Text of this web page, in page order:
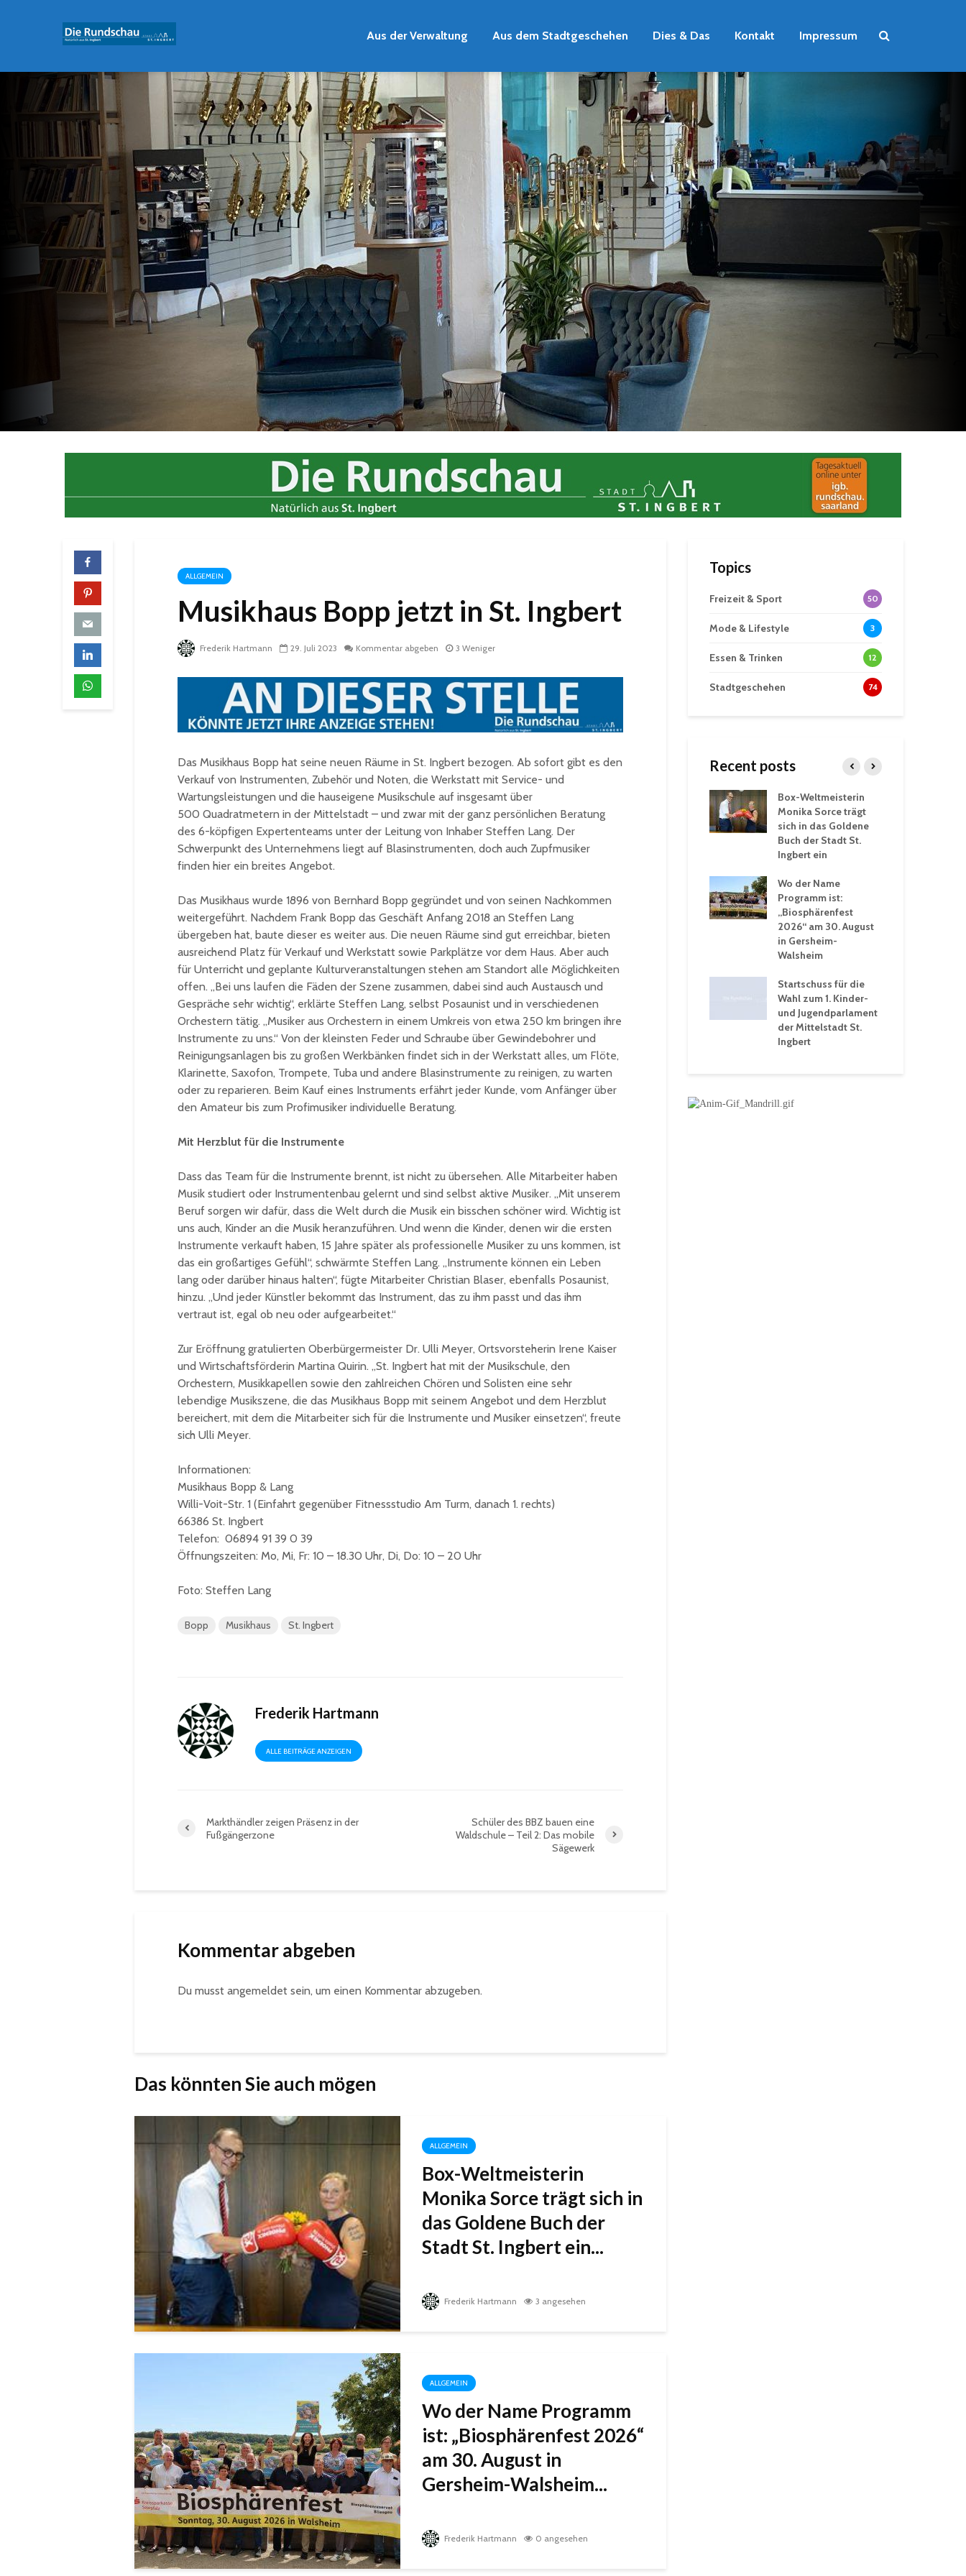
Aus der Verwaltung Aus dem Stadtgeschehen Dies & Das Kontakt Impressum
ALLGEMEIN
Musikhaus Bopp jetzt in St. Ingbert
Frederik Hartmann 29. Juli 2023 Kommentar abgeben 3 Weniger
Das Musikhaus Bopp hat seine neuen Räume in St. Ingbert bezogen. Ab sofort gibt es den
Verkauf von Instrumenten, Zubehör und Noten, die Werkstatt mit Service- und
Wartungsleistungen und die hauseigene Musikschule auf insgesamt über
500 Quadratmetern in der Mittelstadt – und zwar mit der ganz persönlichen Beratung
des 6-köpfigen Expertenteams unter der Leitung von Inhaber Steffen Lang. Der
Schwerpunkt des Unternehmens liegt auf Blasinstrumenten, doch auch Zupfmusiker
finden hier ein breites Angebot.
Das Musikhaus wurde 1896 von Bernhard Bopp gegründet und von seinen Nachkommen
weitergeführt. Nachdem Frank Bopp das Geschäft Anfang 2018 an Steffen Lang
übergeben hat, baute dieser es weiter aus. Die neuen Räume sind gut erreichbar, bieten
ausreichend Platz für Verkauf und Werkstatt sowie Parkplätze vor dem Haus. Aber auch
für Unterricht und geplante Kulturveranstaltungen stehen am Standort alle Möglichkeiten
offen. „Bei uns laufen die Fäden der Szene zusammen, dabei sind auch Austausch und
Gespräche sehr wichtig“, erklärte Steffen Lang, selbst Posaunist und in verschiedenen
Orchestern tätig. „Musiker aus Orchestern in einem Umkreis von etwa 250 km bringen ihre
Instrumente zu uns.“ Von der kleinsten Feder und Schraube über Gewindebohrer und
Reinigungsanlagen bis zu großen Werkbänken findet sich in der Werkstatt alles, um Flöte,
Klarinette, Saxofon, Trompete, Tuba und andere Blasinstrumente zu reinigen, zu warten
oder zu reparieren. Beim Kauf eines Instruments erfährt jeder Kunde, vom Anfänger über
den Amateur bis zum Profimusiker individuelle Beratung.
Mit Herzblut für die Instrumente
Dass das Team für die Instrumente brennt, ist nicht zu übersehen. Alle Mitarbeiter haben
Musik studiert oder Instrumentenbau gelernt und sind selbst aktive Musiker. „Mit unserem
Beruf sorgen wir dafür, dass die Welt durch die Musik ein bisschen schöner wird. Wichtig ist
uns auch, Kinder an die Musik heranzuführen. Und wenn die Kinder, denen wir die ersten
Instrumente verkauft haben, 15 Jahre später als professionelle Musiker zu uns kommen, ist
das ein großartiges Gefühl“, schwärmte Steffen Lang. „Instrumente können ein Leben
lang oder darüber hinaus halten“, fügte Mitarbeiter Christian Blaser, ebenfalls Posaunist,
hinzu. „Und jeder Künstler bekommt das Instrument, das zu ihm passt und das ihm
vertraut ist, egal ob neu oder aufgearbeitet.“
Zur Eröffnung gratulierten Oberbürgermeister Dr. Ulli Meyer, Ortsvorsteherin Irene Kaiser
und Wirtschaftsförderin Martina Quirin. „St. Ingbert hat mit der Musikschule, den
Orchestern, Musikkapellen sowie den zahlreichen Chören und Solisten eine sehr
lebendige Musikszene, die das Musikhaus Bopp mit seinem Angebot und dem Herzblut
bereichert, mit dem die Mitarbeiter sich für die Instrumente und Musiker einsetzen“, freute
sich Ulli Meyer.
Informationen:
Musikhaus Bopp & Lang
Willi-Voit-Str. 1 (Einfahrt gegenüber Fitnessstudio Am Turm, danach 1. rechts)
66386 St. Ingbert
Telefon: 06894 91 39 0 39
Öffnungszeiten: Mo, Mi, Fr: 10 – 18.30 Uhr, Di, Do: 10 – 20 Uhr
Foto: Steffen Lang
Bopp Musikhaus St. Ingbert
Frederik Hartmann
ALLE BEITRÄGE ANZEIGEN
Markthändler zeigen Präsenz in der
Fußgängerzone
Schüler des BBZ bauen eine
Waldschule – Teil 2: Das mobile
Sägewerk
Kommentar abgeben
Du musst angemeldet sein, um einen Kommentar abzugeben.
Das könnten Sie auch mögen
ALLGEMEIN
Box-Weltmeisterin
Monika Sorce trägt sich in
das Goldene Buch der
Stadt St. Ingbert ein...
Frederik Hartmann 3 angesehen
ALLGEMEIN
Wo der Name Programm
ist: „Biosphärenfest 2026“
am 30. August in
Gersheim-Walsheim...
Frederik Hartmann 0 angesehen
Topics
Freizeit & Sport 50
Mode & Lifestyle 3
Essen & Trinken 12
Stadtgeschehen 74
Recent posts
Fun Ferien Dengmert
begeistern erneut
zahlreiche Kinder und
begeistert erneut
Open-Air-Kino zeigt
„Mamma Mia!“
Stadt St. Ingbert sorgt
Sommerakademie der
Biosphären-VHS St.
Ingbert: Ein Rückblick
Box-Weltmeisterin
Monika Sorce trägt
sich in das Goldene
Buch der Stadt St.
Ingbert ein
Wo der Name
Programm ist:
„Biosphärenfest
2026“ am 30. August
in Gersheim-
Walsheim
Startschuss für die
Wahl zum 1. Kinder-
und Jugendparlament
der Mittelstadt St.
Ingbert